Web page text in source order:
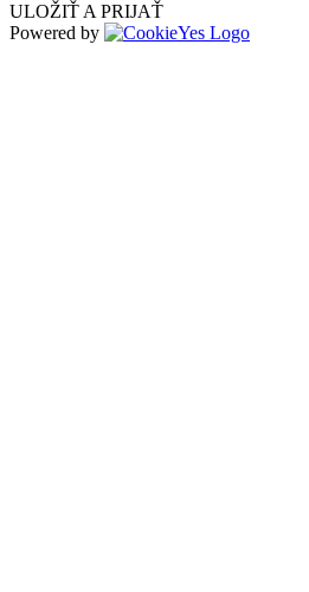
ULOŽIŤ A PRIJAŤ
Powered by